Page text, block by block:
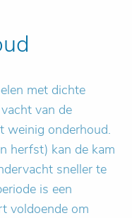
met dichte
van de
weinig onderhoud.
herfst) kan de kam
sneller te
is een
voldoende om